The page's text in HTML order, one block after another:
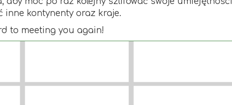
inne kontynenty oraz kraje.
to meeting you again!